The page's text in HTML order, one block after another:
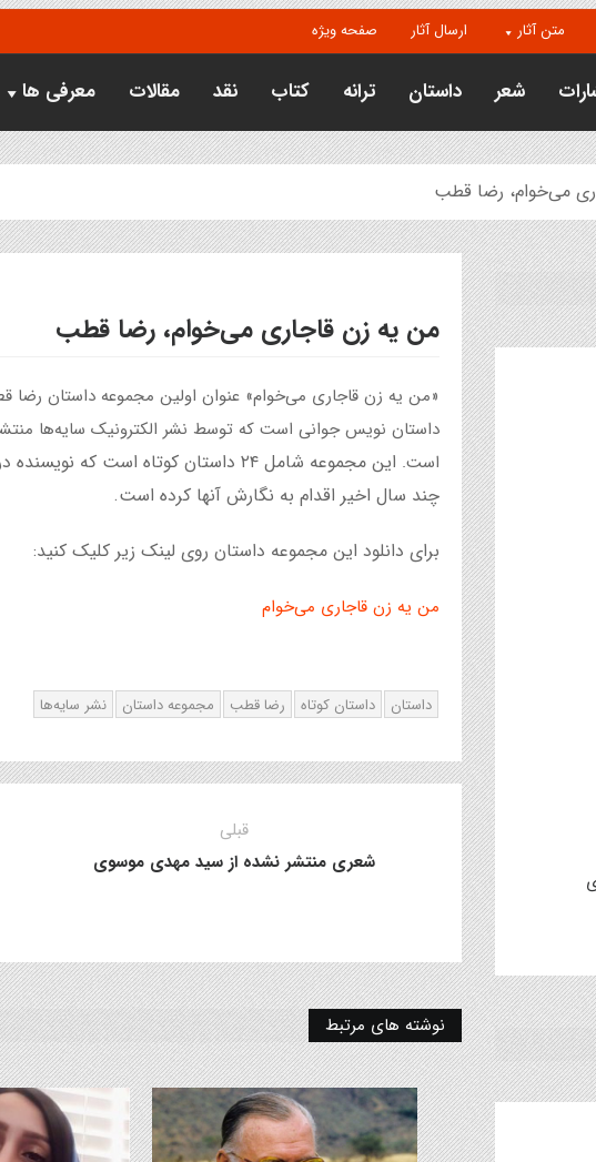
متن آثار ارسال آثار صفحه ویژه
شعر داستان ترانه کتاب نقد مقالات معرفی ها
می‌خوام، رضا قطب
من یه زن قاجاری می‌خوام، رضا قطب
«من یه زن قاجاری می‌خوام» عنوان اولین مجموعه داستان رضا
داستان نویس جوانی است که توسط نشر الکترونیک سایه‌ها
است.
این مجموعه شامل ۲۴ داستان کوتاه است که
چند سال اخیر اقدام به نگارش آنها کرده است.
برای دانلود این مجموعه داستان روی لینک زیر کلیک کنید:
من یه زن قاجاری می‌خوام
داستان داستان کوتاه رضا قطب مجموعه داستان نشر سایه‌ها
قبلی
شعری منتشر نشده از سید مهدی موسوی
نوشته های مرتبط